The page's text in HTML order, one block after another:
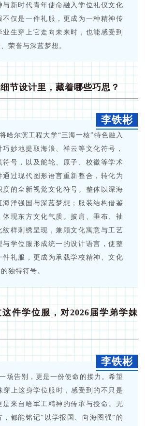
与新时代青年使命融入学位礼仪文化
不仅是一件礼服，更成为一种精神传
生穿上它走向未来时，也能感受到
荣誉与深蓝梦想。
节设计里，藏着哪些巧思？
李铁彬
哈尔滨工程大学“三海一核”特色融入
妙地提取海浪、祥云等文化符号，
符号，以及舵轮、原子、校徽等学术
通过现代图形语言重新整合，转化为
度的全新视觉文化符号。整体以深海
海洋强国与深蓝梦想；服装结构借鉴
体现东方文化气质。披肩、垂布、袖
纹样刺绣呈现，兼顾文化寓意与工艺
与学位服形成统一的设计语言，使整
件礼服，更成为承载学校精神、文化
独特符号。
件学位服，对2026届学弟学妹
李铁彬
场告别，更是一份使命的接力。希望
穿上这身学位服时，感受到的不只是
是来自哈军工精神的传承与授命。无
，都能铭记“以学报国、向海图强”的